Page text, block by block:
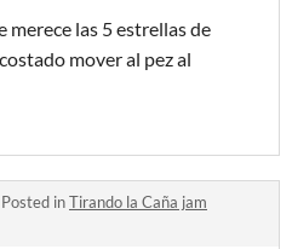
merece las 5 estrellas de
mover al pez al
Posted inTirando la Caña jam